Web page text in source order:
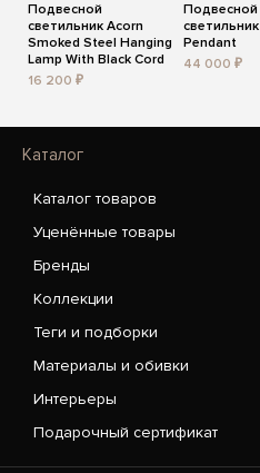
Подвесной
светильник Acorn
Smoked Steel Hanging
Lamp With Black Cord
16 200 ₽
Подвесной
Pendant
44 000 ₽
Каталог
Каталог товаров
Уценённые товары
Бренды
Коллекции
Теги и подборки
Материалы и обивки
Интерьеры
Подарочный сертификат